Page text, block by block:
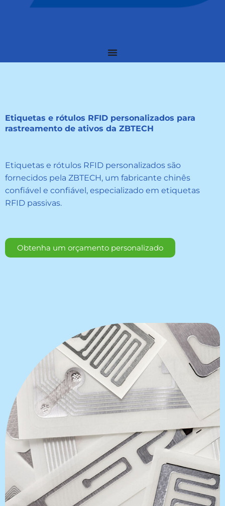
Etiquetas e rótulos RFID personalizados para
rastreamento de ativos da ZBTECH
Etiquetas e rótulos RFID personalizados são
fornecidos pela ZBTECH, um fabricante chinês
confiável e confiável, especializado em etiquetas
RFID passivas.
Obtenha um orçamento personalizado